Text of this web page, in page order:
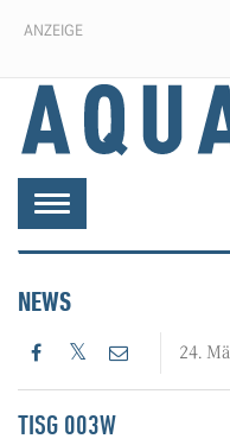
ANZEIGE
Toggle
navigation
NEWS
24.
TISG 003W